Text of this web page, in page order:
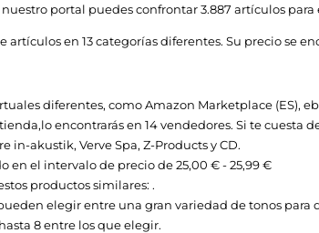
portal puedes confrontar 3.887 artículos
en 13 categorías diferentes. Su precio se
diferentes, comoAmazon Marketplace (ES),
encontrarás en 14 vendedores. Si te cuesta
in-akustik, Verve Spa, Z-ProductsyCD.
en el intervalo de precio de25,00 € - 25,99 €
productos similares: .
elegir entre una gran variedad de tonos para
8 entre los que elegir.